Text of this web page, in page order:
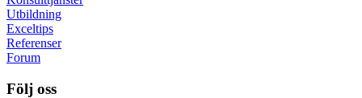
Utbildning
Exceltips
Referenser
Forum
Följ oss